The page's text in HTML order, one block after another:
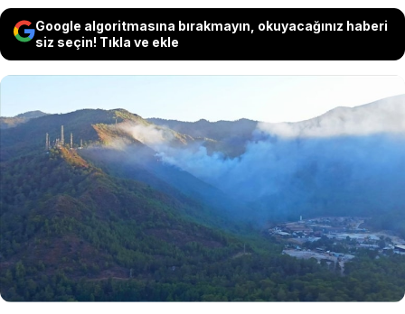
Google algoritmasına bırakmayın, okuyacağınız haberi
siz seçin! Tıkla ve ekle
Muğla Marmaris'te 4 bin hektardan fazla
orman alanının küle döndüğü yangınla
ilgili görülen davada sanık, 19 yıl hapis ve
190 bin lira adli para cezası aldı.